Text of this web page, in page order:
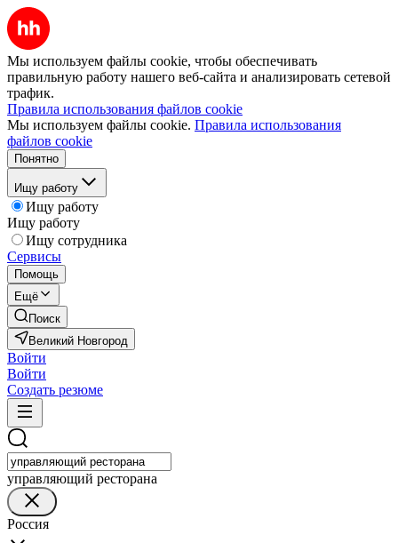
Мы используем файлы cookie, чтобы обеспечивать
правильную работу нашего веб-сайта и анализировать сетевой
трафик.
Правила использования файлов cookie
Мы используем файлы cookie. Правила использования
файлов cookie
Понятно
Ищу работу
Ищу работу
Ищу работу
Ищу сотрудника
Сервисы
Помощь
Ещё
Поиск
Великий Новгород
Войти
Войти
Создать резюме
управляющий ресторана
Россия